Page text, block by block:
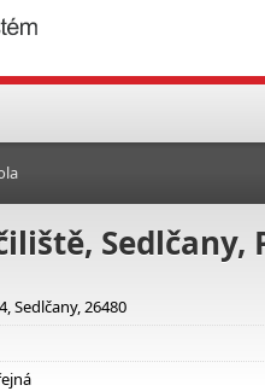
Sedlčany,
Sedlčany, 26480